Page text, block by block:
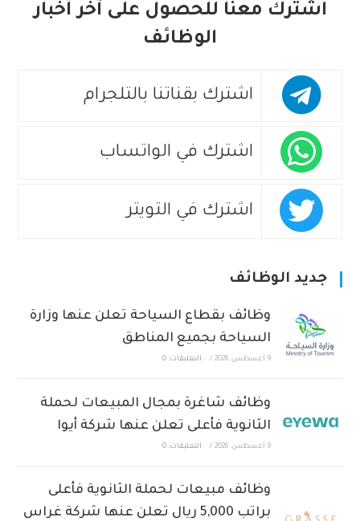
اشترك معنا للحصول على آخر أخبار
الوظائف
اشترك بقناتنا بالتلجرام
اشترك في الواتساب
اشترك في التويتر
جديد الوظائف
وظائف بقطاع السياحة تعلن عنها وزارة
السياحة بجميع المناطق
9 أغسطس، 2026 / التعليقات: 0
وظائف شاغرة بمجال المبيعات لحملة
الثانوية فأعلى تعلن عنها شركة أيوا
9 أغسطس، 2026 / التعليقات: 0
وظائف مبيعات لحملة الثانوية فأعلى
براتب 5,000 ريال تعلن عنها شركة غراس